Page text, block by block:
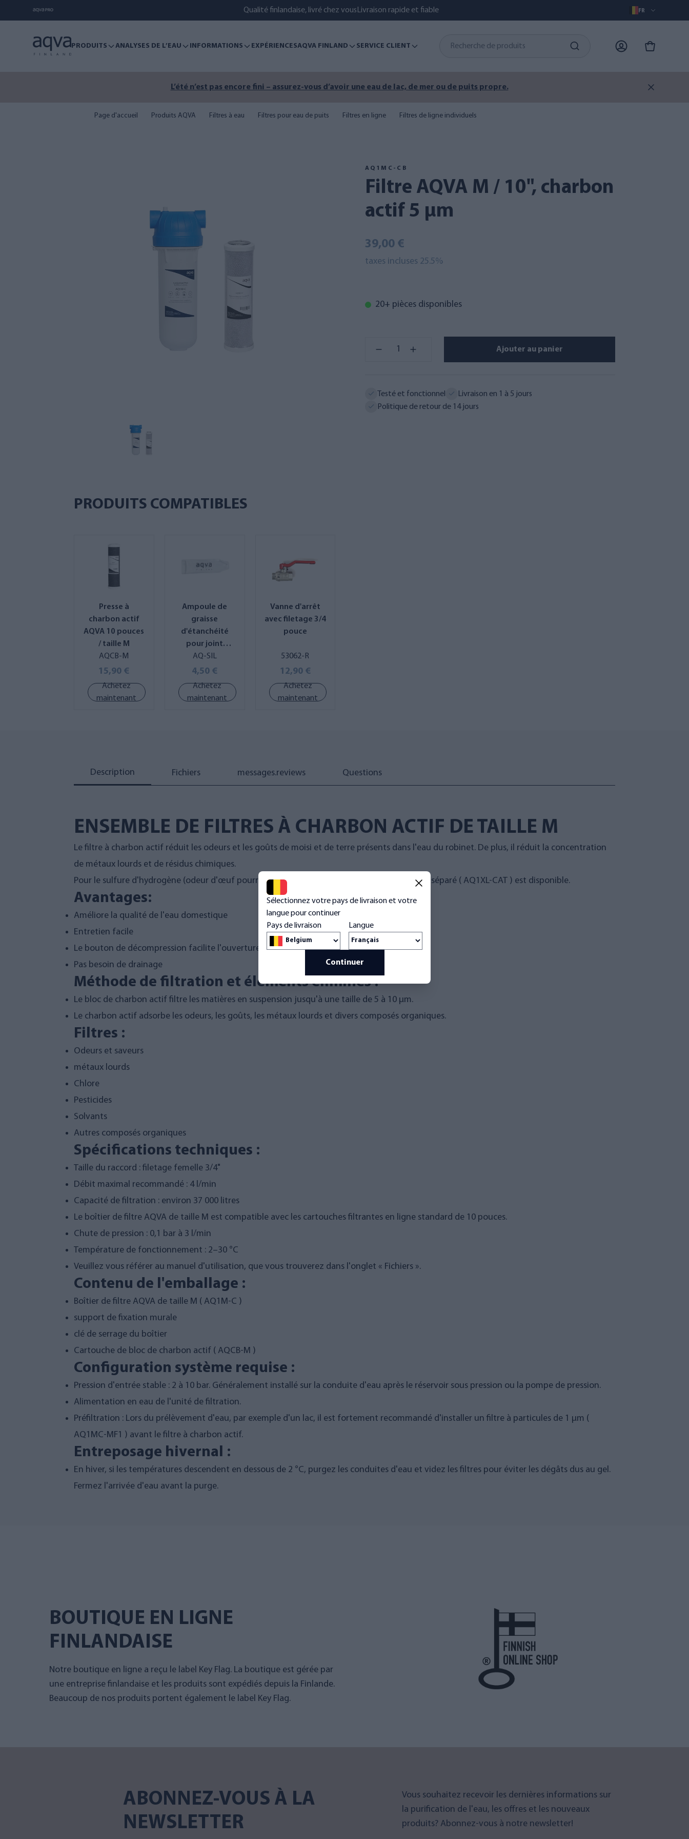
Qualité finlandaise, livré chez vous Livraison rapide et fiable FR
PRODUITS ANALYSES DE L’EAU INFORMATIONS EXPÉRIENCESAQVA FINLAND SERVICE CLIENT
L’été n’est pas encore fini – assurez-vous d’avoir une eau de lac, de mer ou de puits propre.
Page d'accueil Produits AQVA Filtres à eau Filtres pour eau de puits Filtres en ligne Filtres de ligne individuels
AQ1MC-CB
Filtre AQVA M / 10", charbon
actif 5 µm
39,00 €
taxes incluses 25.5%
20+ pièces disponibles
Ajouter au panier
Testé et fonctionnel
Livraison en 1 à 5 jours
Politique de retour de 14 jours
PRODUITS COMPATIBLES
Presse à
charbon actif
AQVA 10 pouces
/ taille M
AQCB-M
15,90 €
Achetez
maintenant
Ampoule de
graisse
d'étanchéité
pour joint
torique
AQ-SIL
4,50 €
Achetez
maintenant
Vanne d'arrêt
avec filetage 3/4
pouce
53062-R
12,90 €
Achetez
maintenant
Description Fichiers messages.reviews Questions
ENSEMBLE DE FILTRES À CHARBON ACTIF DE TAILLE M
Le filtre à charbon actif réduit les odeurs et les goûts de moisi et de terre présents dans l'eau du robinet. De plus, il réduit la concentration
de métaux lourds et de résidus chimiques.
Pour le sulfure d'hydrogène (odeur d'œuf pourri), un filtre à sulfure d'hydrogène de taille XL séparé ( AQ1XL-CAT ) est disponible.
Avantages:
Améliore la qualité de l'eau domestique
Entretien facile
Le bouton de décompression facilite l'ouverture du boîtier.
Pas besoin de drainage
Méthode de filtration et éléments éliminés :
Le bloc de charbon actif filtre les matières en suspension jusqu'à une taille de 5 à 10 µm.
Le charbon actif adsorbe les odeurs, les goûts, les métaux lourds et divers composés organiques.
Filtres :
Odeurs et saveurs
métaux lourds
Chlore
Pesticides
Solvants
Autres composés organiques
Spécifications techniques :
Taille du raccord : filetage femelle 3/4"
Débit maximal recommandé : 4 l/min
Capacité de filtration : environ 37 000 litres
Le boîtier de filtre AQVA de taille M est compatible avec les cartouches filtrantes en ligne standard de 10 pouces.
Chute de pression : 0,1 bar à 3 l/min
Température de fonctionnement : 2–30 °C
Veuillez vous référer au manuel d'utilisation, que vous trouverez dans l'onglet « Fichiers ».
Contenu de l'emballage :
Boîtier de filtre AQVA de taille M ( AQ1M-C )
support de fixation murale
clé de serrage du boîtier
Cartouche de bloc de charbon actif ( AQCB-M )
Configuration système requise :
Pression d'entrée stable : 2 à 10 bar. Généralement installé sur la conduite d'eau après le réservoir sous pression ou la pompe de pression.
Alimentation en eau de l'unité de filtration.
Préfiltration : Lors du prélèvement d'eau, par exemple d'un lac, il est fortement recommandé d'installer un filtre à particules de 1 µm (
AQ1MC-MF1 ) avant le filtre à charbon actif.
Entreposage hivernal :
En hiver, si les températures descendent en dessous de 2 °C, purgez les conduites d'eau et videz les filtres pour éviter les dégâts dus au gel.
Fermez l'arrivée d'eau avant la purge.
BOUTIQUE EN LIGNE
FINLANDAISE
Notre boutique en ligne a reçu le label Key Flag. La boutique est gérée par
une entreprise finlandaise et les produits sont expédiés depuis la Finlande.
Beaucoup de nos produits portent également le label Key Flag.
ABONNEZ-VOUS À LA
NEWSLETTER
Vous souhaitez recevoir les dernières informations sur
la purification de l'eau, les offres et les nouveaux
produits? Abonnez-vous à notre newsletter!
Sélectionnez votre pays de livraison et votre
langue pour continuer
Pays de livraison
Langue
Continuer